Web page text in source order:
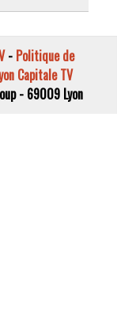
- Politique de
Capitale TV
- 69009 Lyon